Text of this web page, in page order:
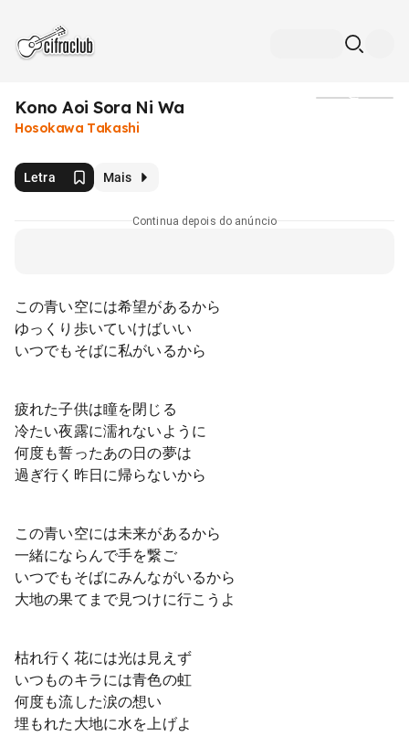
Kono Aoi Sora Ni Wa
Hosokawa Takashi
Letra Mais
Continua depois do anúncio
この青い空には希望があるから
ゆっくり歩いていけばいい
いつでもそばに私がいるから
疲れた子供は瞳を閉じる
冷たい夜露に濡れないように
何度も誓ったあの日の夢は
過ぎ行く昨日に帰らないから
この青い空には未来があるから
一緒にならんで手を繋ご
いつでもそばにみんながいるから
大地の果てまで見つけに行こうよ
枯れ行く花には光は見えず
いつものキラには青色の虹
何度も流した涙の想い
埋もれた大地に水を上げよ